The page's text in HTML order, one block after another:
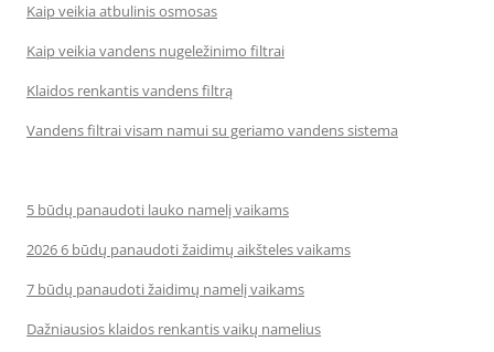
Kaip veikia atbulinis osmosas
Kaip veikia vandens nugeležinimo filtrai
Klaidos renkantis vandens filtrą
Vandens filtrai visam namui su geriamo vandens sistema
5 būdų panaudoti lauko namelį vaikams
2026 6 būdų panaudoti žaidimų aikšteles vaikams
7 būdų panaudoti žaidimų namelį vaikams
Dažniausios klaidos renkantis vaikų namelius